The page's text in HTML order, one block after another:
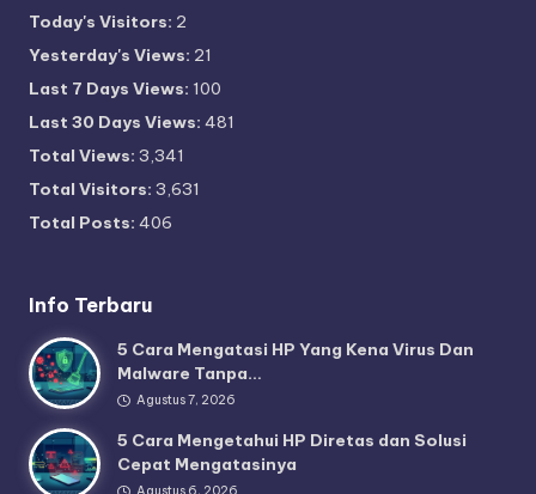
Today's Visitors: 2
Yesterday's Views: 21
Last 7 Days Views: 100
Last 30 Days Views: 481
Total Views: 3,341
Total Visitors: 3,631
Total Posts: 406
Info Terbaru
5 Cara Mengatasi HP Yang Kena Virus Dan
Malware Tanpa…
Agustus 7, 2026
5 Cara Mengetahui HP Diretas dan Solusi
Cepat Mengatasinya
Agustus 6, 2026